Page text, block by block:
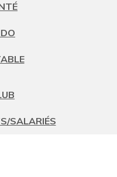
SALARIÉS